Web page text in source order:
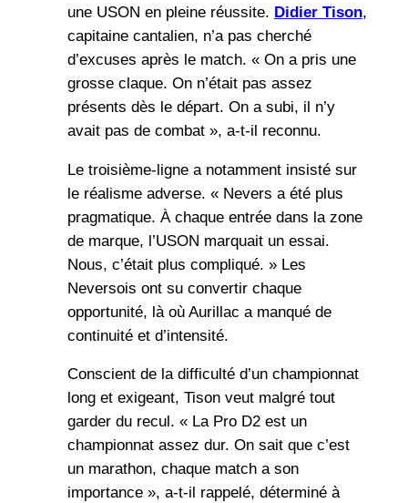
une USON en pleine réussite. Didier Tison,
capitaine cantalien, n’a pas cherché
d’excuses après le match. « On a pris une
grosse claque. On n’était pas assez
présents dès le départ. On a subi, il n’y
avait pas de combat », a-t-il reconnu.
Le troisième-ligne a notamment insisté sur
le réalisme adverse. « Nevers a été plus
pragmatique. À chaque entrée dans la zone
de marque, l’USON marquait un essai.
Nous, c’était plus compliqué. » Les
Neversois ont su convertir chaque
opportunité, là où Aurillac a manqué de
continuité et d’intensité.
Conscient de la difficulté d’un championnat
long et exigeant, Tison veut malgré tout
garder du recul. « La Pro D2 est un
championnat assez dur. On sait que c’est
un marathon, chaque match a son
importance », a-t-il rappelé, déterminé à